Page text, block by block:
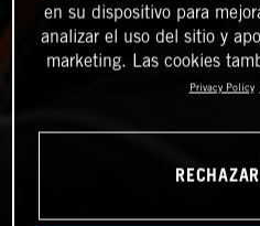
en su dispositivo para
analizar el uso del sitio y
marketing. Las cookies
Privacy Policy